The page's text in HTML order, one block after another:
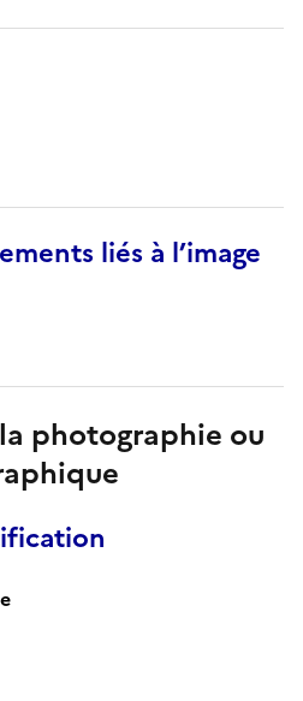
liés à l’image
photographie ou